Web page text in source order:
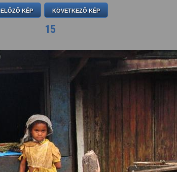
ELŐZŐ KÉP KÖVETKEZŐ KÉP
15